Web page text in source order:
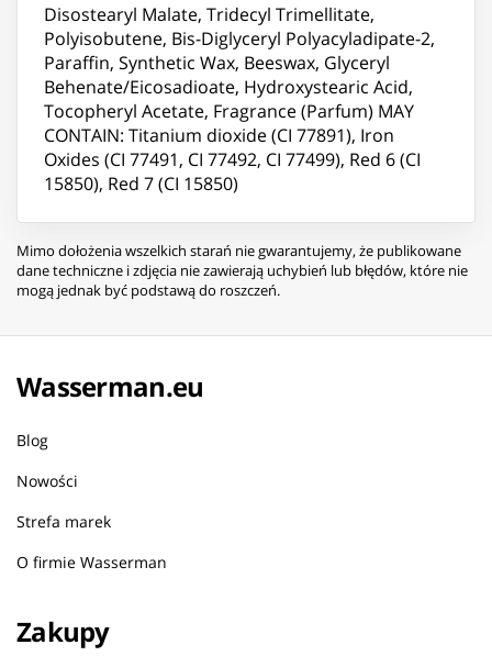
Disostearyl Malate, Tridecyl Trimellitate,
Polyisobutene, Bis-Diglyceryl Polyacyladipate-2,
Paraffin, Synthetic Wax, Beeswax, Glyceryl
Behenate/Eicosadioate, Hydroxystearic Acid,
Tocopheryl Acetate, Fragrance (Parfum) MAY
CONTAIN: Titanium dioxide (CI 77891), Iron
Oxides (CI 77491, CI 77492, CI 77499), Red 6 (CI
15850), Red 7 (CI 15850)
Mimo dołożenia wszelkich starań nie gwarantujemy, że publikowane
dane techniczne i zdjęcia nie zawierają uchybień lub błędów, które nie
mogą jednak być podstawą do roszczeń.
Wasserman.eu
Blog
Nowości
Strefa marek
O firmie Wasserman
Zakupy